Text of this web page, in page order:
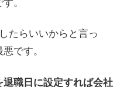
。
たらいいからと言っ
です。
職日に設定すれば会社